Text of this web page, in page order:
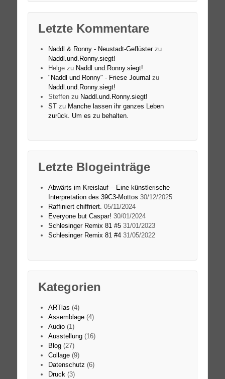
Letzte Kommentare
Naddl & Ronny - Neustadt-Geflüsterzu
Naddl.und.Ronny.siegt!
Helgezu Naddl.und.Ronny.siegt!
"Naddl und Ronny" - Friese Journal zu
Naddl.und.Ronny.siegt!
Steffenzu Naddl.und.Ronny.siegt!
STzu Manche lassen ihr ganzes Leben
zurück. Um es zu behalten.
Letzte Blogeinträge
Abwärts im Kreislauf – Eine künstlerische
Interpretation des 39C3-Mottos 30/12/2025
Raffiniert chiffriert. 05/11/2024
Everyone but Caspar! 30/01/2024
Schlesinger Remix 81 #5 31/01/2023
Schlesinger Remix 81 #4 31/05/2022
Kategorien
ARTlas (4)
Assemblage(4)
Audio(1)
Ausstellung(16)
Blog(27)
Collage(9)
Datenschutz (6)
Druck (3)